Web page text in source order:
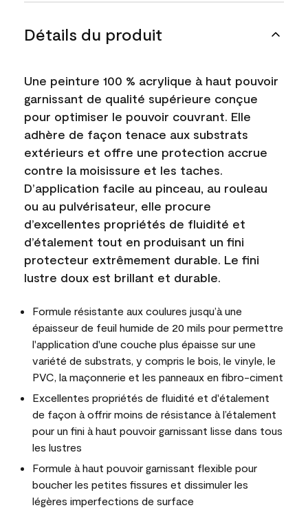
Détails du produit
Une peinture 100 % acrylique à haut pouvoir
garnissant de qualité supérieure conçue
pour optimiser le pouvoir couvrant. Elle
adhère de façon tenace aux substrats
extérieurs et offre une protection accrue
contre la moisissure et les taches.
D’application facile au pinceau, au rouleau
ou au pulvérisateur, elle procure
d’excellentes propriétés de fluidité et
d’étalement tout en produisant un fini
protecteur extrêmement durable. Le fini
lustre doux est brillant et durable.
Formule résistante aux coulures jusqu’à une
épaisseur de feuil humide de 20 mils pour permettre
l'application d'une couche plus épaisse sur une
variété de substrats, y compris le bois, le vinyle, le
PVC, la maçonnerie et les panneaux en fibro-ciment
Excellentes propriétés de fluidité et d'étalement
de façon à offrir moins de résistance à l’étalement
pour un fini à haut pouvoir garnissant lisse dans tous
les lustres
Formule à haut pouvoir garnissant flexible pour
boucher les petites fissures et dissimuler les
légères imperfections de surface